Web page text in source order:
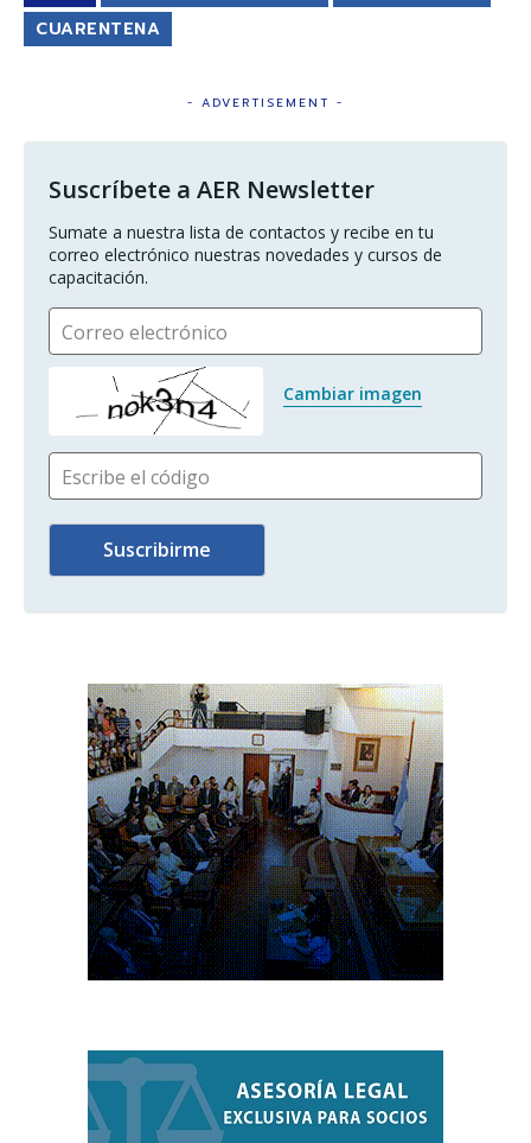
CUARENTENA
- ADVERTISEMENT -
Suscríbete a AER Newsletter
Sumate a nuestra lista de contactos y recibe en tu
correo electrónico nuestras novedades y cursos de
capacitación.
Correo electrónico
Cambiar imagen
Escribe el código